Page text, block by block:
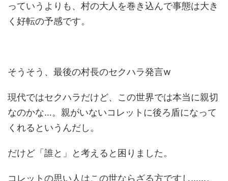
っていうよりも、村の大人を巻き込んで事態は大き
く好転の予感です。
そうそう、最後の村長のセクハラ発言w
現代ではセクハラだけど、この世界では本当に親切
なのかな…。親がいないコレットに後ろ盾になって
くれるというんだし。
だけど「誰と」と考えると困りました。
コレットの思い人はこの世ならざる方ですし……。